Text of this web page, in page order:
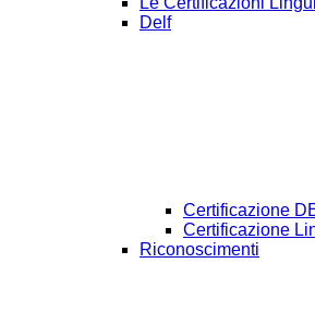
Delf
Certificazione
Certificazione
Riconoscimenti